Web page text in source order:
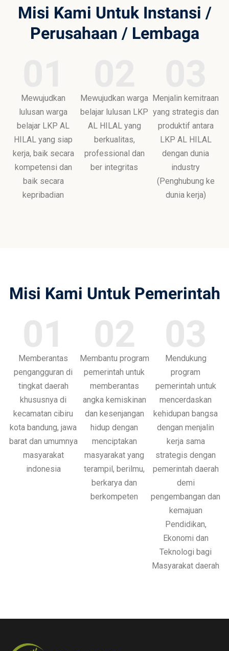
Misi Kami Untuk Instansi /
Perusahaan / Lembaga
Mewujudkan
lulusan warga
belajar LKP AL
HILAL yang siap
kerja, baik secara
kompetensi dan
baik secara
kepribadian
Mewujudkan warga
belajar lulusan LKP
AL HILAL yang
berkualitas,
professional dan
ber integritas
Menjalin kemitraan
yang strategis dan
produktif antara
LKP AL HILAL
dengan dunia
industry
(Penghubung ke
dunia kerja)
Misi Kami Untuk Pemerintah
Memberantas
pengangguran di
tingkat daerah
khususnya di
kecamatan cibiru
kota bandung, jawa
barat dan umumnya
masyarakat
indonesia
Membantu program
pemerintah untuk
memberantas
angka kemiskinan
dan kesenjangan
hidup dengan
menciptakan
masyarakat yang
terampil, berilmu,
berkarya dan
berkompeten
Mendukung
program
pemerintah untuk
mencerdaskan
kehidupan bangsa
dengan menjalin
kerja sama
strategis dengan
pemerintah daerah
demi
pengembangan dan
kemajuan
Pendidikan,
Ekonomi dan
Teknologi bagi
Masyarakat daerah